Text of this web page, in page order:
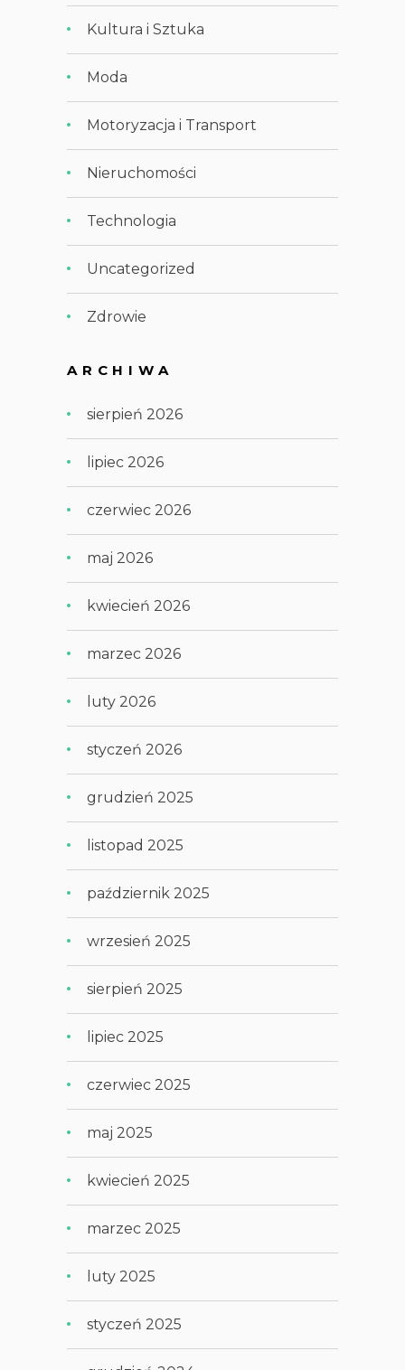
Kultura i Sztuka
Moda
Motoryzacja i Transport
Nieruchomości
Technologia
Uncategorized
Zdrowie
ARCHIWA
sierpień 2026
lipiec 2026
czerwiec 2026
maj 2026
kwiecień 2026
marzec 2026
luty 2026
styczeń 2026
grudzień 2025
listopad 2025
październik 2025
wrzesień 2025
sierpień 2025
lipiec 2025
czerwiec 2025
maj 2025
kwiecień 2025
marzec 2025
luty 2025
styczeń 2025